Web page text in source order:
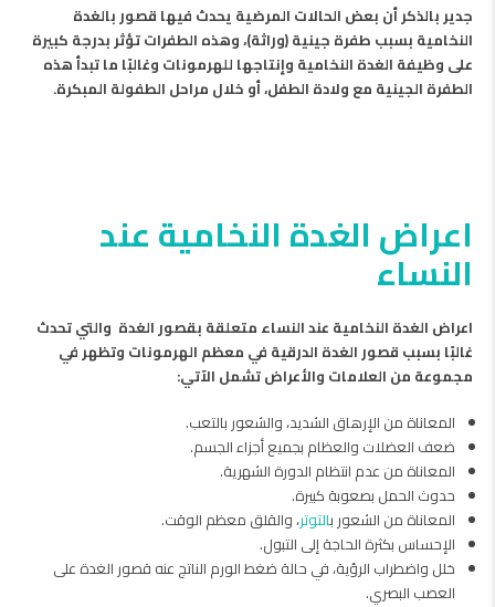
جدير بالذكر أن بعض الحالات المرضية يحدث فيها قصور بالغدة
النخامية بسبب طفرة جينية (وراثة)، وهذه الطفرات تؤثر بدرجة كبيرة
على وظيفة الغدة النخامية وإنتاجها للهرمونات وغالبًا ما تبدأ هذه
الطفرة الجينية مع ولادة الطفل، أو خلال مراحل الطفولة المبكرة.
اعراض الغدة النخامية عند
النساء
اعراض الغدة النخامية عند النساء متعلقة بقصور الغدة والتي تحدث
غالبًا بسبب قصور الغدة الدرقية في معظم الهرمونات وتظهر في
مجموعة من العلامات والأعراض تشمل الآتي:
المعاناة من الإرهاق الشديد، والشعور بالتعب.
ضعف العضلات والعظام بجميع أجزاء الجسم.
المعاناة من عدم انتظام الدورة الشهرية.
حدوث الحمل بصعوبة كبيرة.
المعاناة من الشعور بالتوتر، والقلق معظم الوقت.
الإحساس بكثرة الحاجة إلى التبول.
خلل واضطراب الرؤية، في حالة ضغط الورم الناتج عنه قصور الغدة على
العصب البصري.